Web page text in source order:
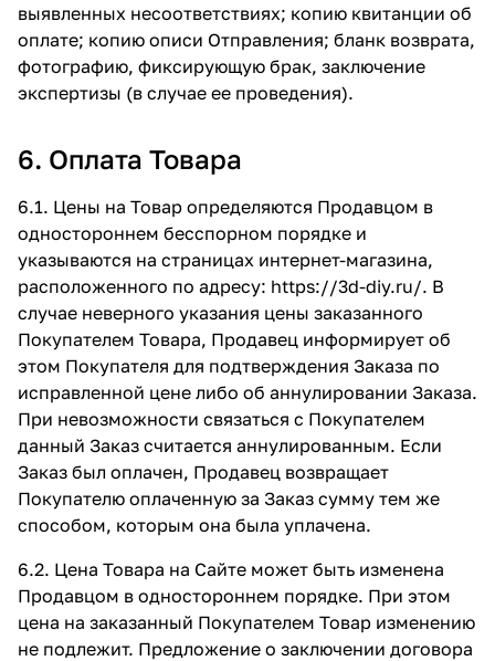
выявленных несоответствиях; копию квитанции об
оплате; копию описи Отправления; бланк возврата,
фотографию, фиксирующую брак, заключение
экспертизы (в случае ее проведения).
6. Оплата Товара
6.1. Цены на Товар определяются Продавцом в
одностороннем бесспорном порядке и
указываются на страницах интернет-магазина,
расположенного по адресу: https://3d-diy.ru/. В
случае неверного указания цены заказанного
Покупателем Товара, Продавец информирует об
этом Покупателя для подтверждения Заказа по
исправленной цене либо об аннулировании Заказа.
При невозможности связаться с Покупателем
данный Заказ считается аннулированным. Если
Заказ был оплачен, Продавец возвращает
Покупателю оплаченную за Заказ сумму тем же
способом, которым она была уплачена.
6.2. Цена Товара на Сайте может быть изменена
Продавцом в одностороннем порядке. При этом
цена на заказанный Покупателем Товар изменению
не подлежит. Предложение о заключении договора